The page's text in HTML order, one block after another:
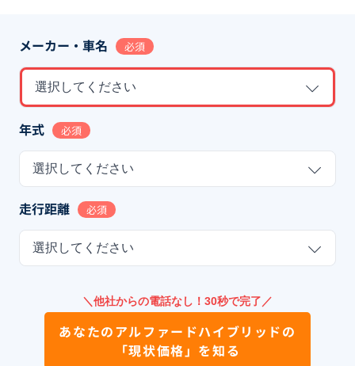
メーカー・車名 必須
選択してください
年式 必須
選択してください
走行距離 必須
選択してください
＼他社からの電話なし！30秒で完了／
あなたのアルファードハイブリッドの
「現状価格」を知る